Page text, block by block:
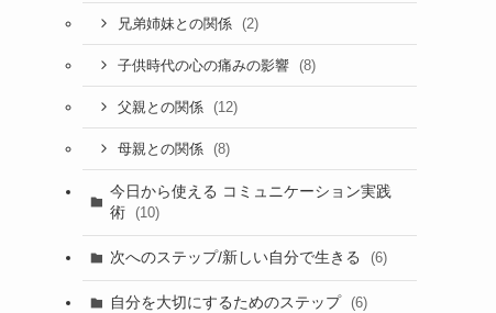
兄弟姉妹との関係 (2)
子供時代の心の痛みの影響 (8)
父親との関係 (12)
母親との関係 (8)
今日から使える コミュニケーション実践
術 (10)
次へのステップ/新しい自分で生きる (6)
自分を大切にするためのステップ (6)